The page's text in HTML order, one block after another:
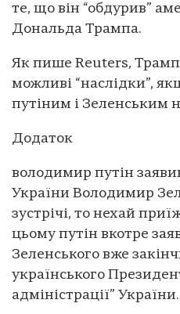
те, що він “обдурив”
Дональда Трампа.
Як пише Reuters,
можливі “наслідки”,
путіним і Зеленським
Додаток
володимир путін
України Володимир
зустрічі, то нехай
цьому путін вкотре
Зеленського вже
українського
адміністрації” України.